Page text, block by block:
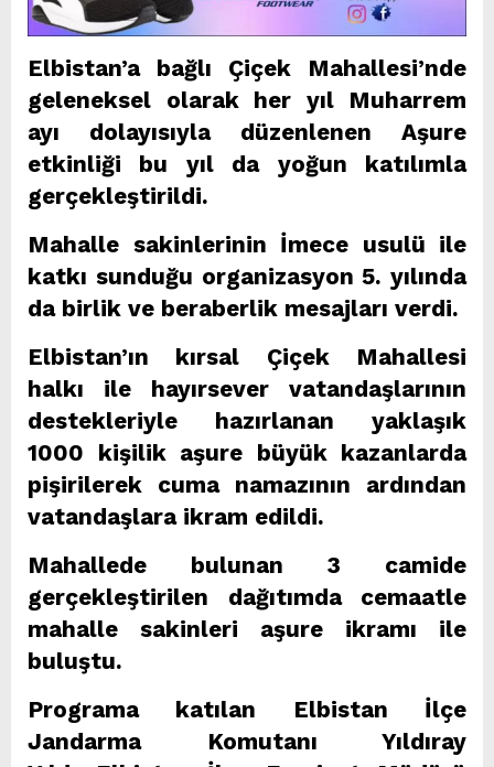
Elbistan’a bağlı Çiçek Mahallesi’nde
geleneksel olarak her yıl Muharrem
ayı dolayısıyla düzenlenen Aşure
etkinliği bu yıl da yoğun katılımla
gerçekleştirildi.
Mahalle sakinlerinin İmece usulü ile
katkı sunduğu organizasyon 5. yılında
da birlik ve beraberlik mesajları verdi.
Elbistan’ın kırsal Çiçek Mahallesi
halkı ile hayırsever vatandaşlarının
destekleriyle hazırlanan yaklaşık
1000 kişilik aşure büyük kazanlarda
pişirilerek cuma namazının ardından
vatandaşlara ikram edildi.
Mahallede bulunan 3 camide
gerçekleştirilen dağıtımda cemaatle
mahalle sakinleri aşure ikramı ile
buluştu.
Programa katılan Elbistan İlçe
Jandarma Komutanı Yıldıray